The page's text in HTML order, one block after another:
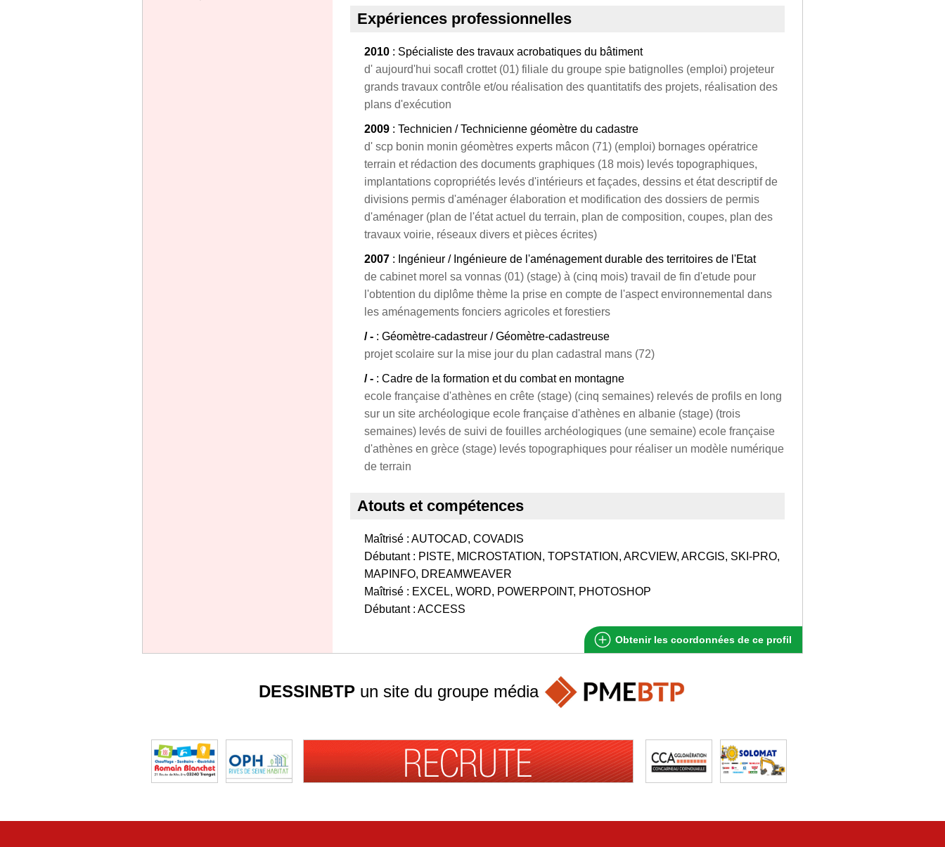
Expériences professionnelles
2010 : Spécialiste des travaux acrobatiques du bâtiment
d' aujourd'hui socafl crottet (01) filiale du groupe spie batignolles (emploi) projeteur
grands travaux contrôle et/ou réalisation des quantitatifs des projets, réalisation des
plans d'exécution
2009 : Technicien / Technicienne géomètre du cadastre
d' scp bonin monin géomètres experts mâcon (71) (emploi) bornages opératrice
terrain et rédaction des documents graphiques (18 mois) levés topographiques,
implantations copropriétés levés d'intérieurs et façades, dessins et état descriptif de
divisions permis d'aménager élaboration et modification des dossiers de permis
d'aménager (plan de l'état actuel du terrain, plan de composition, coupes, plan des
travaux voirie, réseaux divers et pièces écrites)
2007 : Ingénieur / Ingénieure de l'aménagement durable des territoires de l'Etat
de cabinet morel sa vonnas (01) (stage) à (cinq mois) travail de fin d'etude pour
l'obtention du diplôme thème la prise en compte de l'aspect environnemental dans
les aménagements fonciers agricoles et forestiers
/ - : Géomètre-cadastreur / Géomètre-cadastreuse
projet scolaire sur la mise jour du plan cadastral mans (72)
/ - : Cadre de la formation et du combat en montagne
ecole française d'athènes en crête (stage) (cinq semaines) relevés de profils en long
sur un site archéologique ecole française d'athènes en albanie (stage) (trois
semaines) levés de suivi de fouilles archéologiques (une semaine) ecole française
d'athènes en grèce (stage) levés topographiques pour réaliser un modèle numérique
de terrain
Atouts et compétences
Maîtrisé : AUTOCAD, COVADIS
Débutant : PISTE, MICROSTATION, TOPSTATION, ARCVIEW, ARCGIS, SKI-PRO,
MAPINFO, DREAMWEAVER
Maîtrisé : EXCEL, WORD, POWERPOINT, PHOTOSHOP
Débutant : ACCESS
Obtenir les coordonnées de ce profil
DESSINBTP un site du groupe média